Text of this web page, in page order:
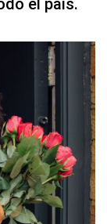
el país.